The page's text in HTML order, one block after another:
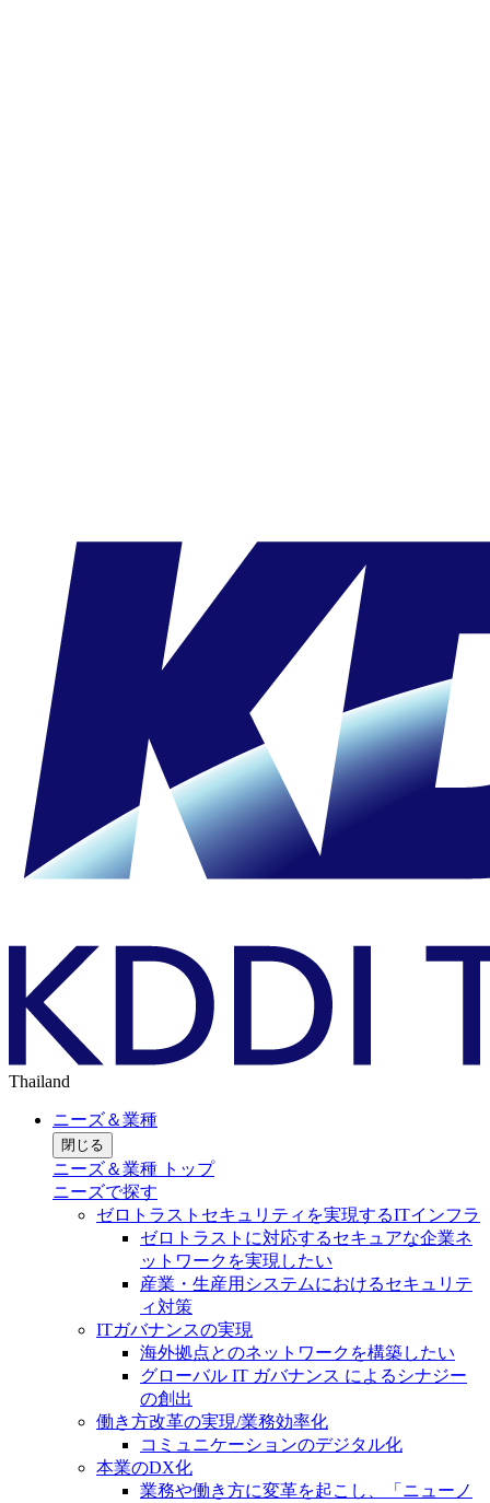
Thailand
ニーズ＆業種
閉じる
ニーズ＆業種 トップ
ニーズで探す
ゼロトラストセキュリティを実現するITインフラ
ゼロトラストに対応するセキュアな企業ネ
ットワークを実現したい
産業・生産用システムにおけるセキュリテ
ィ対策
ITガバナンスの実現
海外拠点とのネットワークを構築したい
グローバル IT ガバナンス によるシナジー
の創出
働き方改革の実現/業務効率化
コミュニケーションのデジタル化
本業のDX化
業務や働き方に変革を起こし、「ニューノ